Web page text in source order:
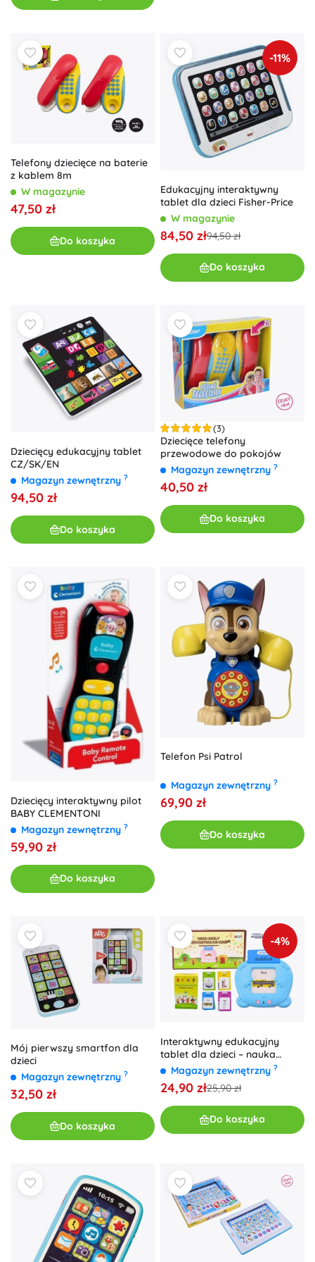
Telefony dziecięce na baterie
z kablem 8m
W magazynie
47,50 zł
Do koszyka
-11%
Edukacyjny interaktywny
tablet dla dzieci Fisher-Price
W magazynie
84,50 zł94,50 zł
Do koszyka
Dziecięcy edukacyjny tablet
CZ/SK/EN
Magazyn zewnętrzny ?
94,50 zł
Do koszyka
(3)
Dziecięce telefony
przewodowe do pokojów
Magazyn zewnętrzny ?
40,50 zł
Do koszyka
Dziecięcy interaktywny pilot
BABY CLEMENTONI
Magazyn zewnętrzny ?
59,90 zł
Do koszyka
Telefon Psi Patrol
Magazyn zewnętrzny ?
69,90 zł
Do koszyka
Mój pierwszy smartfon dla
dzieci
Magazyn zewnętrzny ?
32,50 zł
Do koszyka
-4%
Interaktywny edukacyjny
tablet dla dzieci – nauka
języka polskiego i
angielskiego, 224 słowa,
niebieski
Magazyn zewnętrzny ?
24,90 zł25,90 zł
Do koszyka